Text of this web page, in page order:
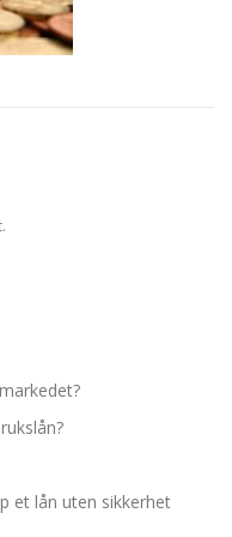
et lån uten sikkerhet